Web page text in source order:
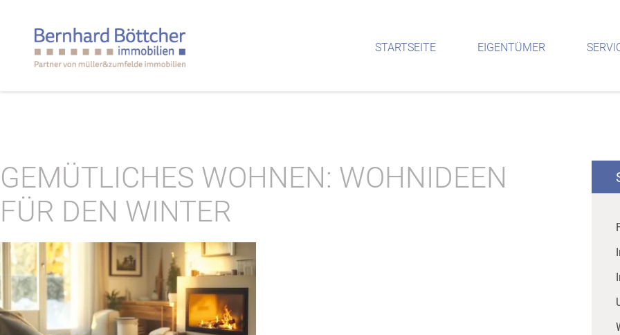
STARTSEITE EIGENTÜMER
GEMÜTLICHES WOHNEN: WOHNIDEEN
FÜR DEN WINTER